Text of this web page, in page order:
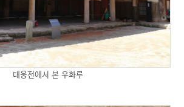
대웅전에서 본 우화루